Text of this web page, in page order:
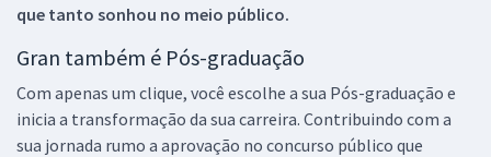
que tanto sonhou no meio público.
Gran também é Pós-graduação
Com apenas um clique, você escolhe a sua Pós-graduação e
inicia a transformação da sua carreira. Contribuindo com a
sua jornada rumo a aprovação no concurso público que